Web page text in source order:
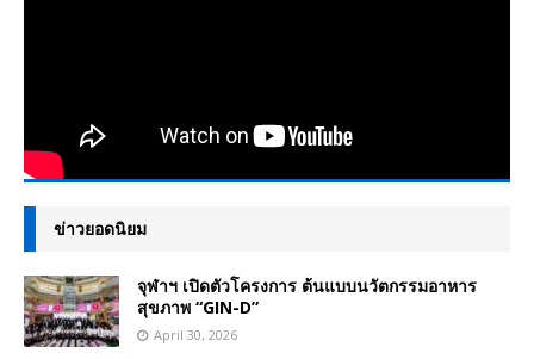
ข่าวยอดนิยม
จุฬาฯ เปิดตัวโครงการ ต้นแบบนวัตกรรมอาหาร
สุขภาพ “GIN-D”
April 30, 2026